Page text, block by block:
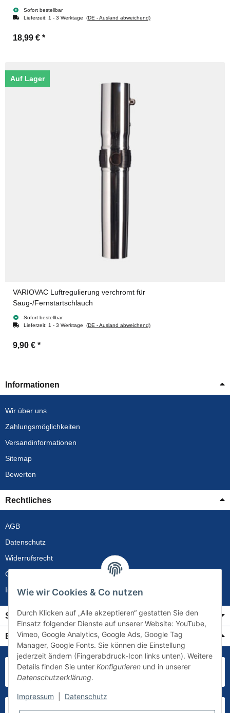
Sofort bestellbar
Lieferzeit: 1 - 3 Werktage (DE - Ausland abweichend)
18,99 € *
Auf Lager
VARIOVAC Luftregulierung verchromt für
Saug-/Fernstartschlauch
Sofort bestellbar
Lieferzeit: 1 - 3 Werktage (DE - Ausland abweichend)
9,90 € *
Informationen
Wir über uns
Zahlungsmöglichkeiten
Versandinformationen
Sitemap
Bewerten
Rechtliches
AGB
Datenschutz
Widerrufsrecht
Gewährleistung
Impressum
Service
Bezahlung & Versand
Wie wir Cookies & Co nutzen
Durch Klicken auf „Alle akzeptieren“ gestatten Sie den
Einsatz folgender Dienste auf unserer Website: YouTube,
Vimeo, Google Analytics, Google Ads, Google Tag
Manager, Google Fonts. Sie können die Einstellung
jederzeit ändern (Fingerabdruck-Icon links unten). Weitere
Details finden Sie unter Konfigurieren und in unserer
Datenschutzerklärung.
Impressum Datenschutz